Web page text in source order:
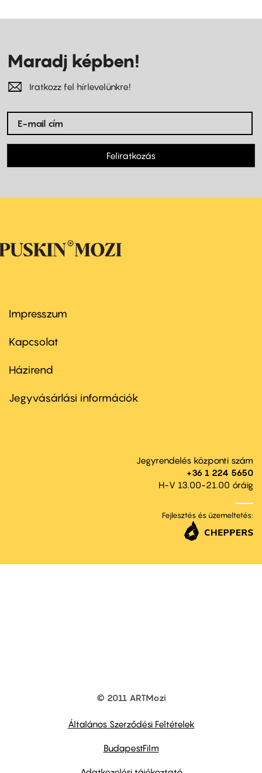
Maradj képben!
Iratkozz fel hírlevelünkre!
Feliratkozás
Footer
first
Impresszum
Kapcsolat
Footer
second
Házirend
Jegyvásárlási információk
Jegyrendelés központi szám
+36 1 224 5650
H-V 13.00-21.00 óráig
Fejlesztés és üzemeltetés:
© 2011 ARTMozi
Általános Szerződési Feltételek
BudapestFilm